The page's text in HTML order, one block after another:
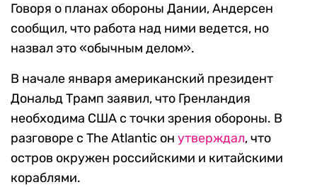
Говоря о планах обороны Дании, Андерсен
сообщил, что работа над ними ведется, но
назвал это «обычным делом».
В начале января американский президент
Дональд Трамп заявил, что Гренландия
необходима США с точки зрения обороны. В
разговоре с The Atlantic он утверждал, что
остров окружен российскими и китайскими
кораблями.